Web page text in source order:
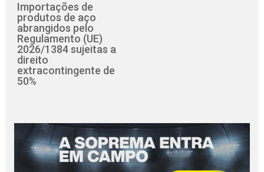
Importações de
produtos de aço
abrangidos pelo
Regulamento (UE)
2026/1384 sujeitas a
direito
extracontingente de
50%